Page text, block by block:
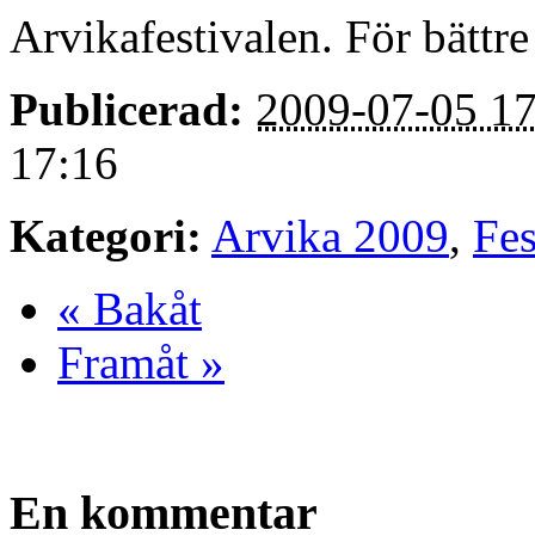
Arvikafestivalen. För
Publicerad: 2009-07-05
17:16
Kategori: Arvika 2009,
« Bakåt
Framåt »
En kommentar